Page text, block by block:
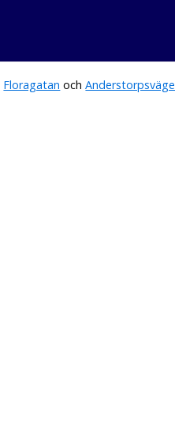
Floragatan och